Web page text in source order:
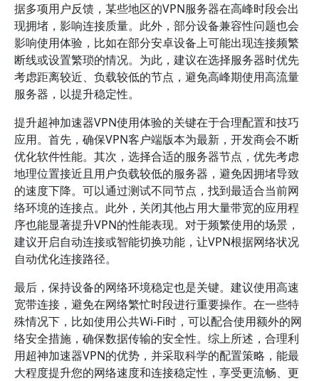
据多项用户反馈，某些地区的VPN服务器在高峰时段会出
现拥堵，影响连接质量。此外，部分设备兼容性问题也会
影响使用体验，比如在部分安卓设备上可能出现连接频繁
断线或设置繁琐的情况。为此，建议在选择服务器时优先
考虑距离较近、负载较低的节点，避免高峰期使用高流量
服务器，以提升稳定性。
提升超神加速器VPN使用体验的关键在于合理配置和技巧
应用。首先，确保VPN客户端版本为最新，开发商会不断
优化软件性能。其次，选择合适的服务器节点，优先考虑
地理位置接近且用户负载较低的服务器，避免因拥堵导致
的速度下降。可以通过测试不同节点，找到最适合当前网
络环境的连接点。此外，关闭其他占用大量带宽的应用程
序也能显著提升VPN的性能表现。对于频繁使用的场景，
建议开启自动连接或智能切换功能，让VPN根据网络状况
自动优化连接路径。
最后，保持设备的网络环境稳定也是关键。建议使用高速
宽带连接，避免在网络繁忙时段进行重要操作。在一些特
殊情况下，比如使用公共Wi-Fi时，可以配合使用额外的网
络安全措施，确保数据传输的安全性。综上所述，合理利
用超神加速器VPN的优势，并采取科学的配置策略，能最
大程度提升您的网络速度和连接稳定性，享受更流畅、更